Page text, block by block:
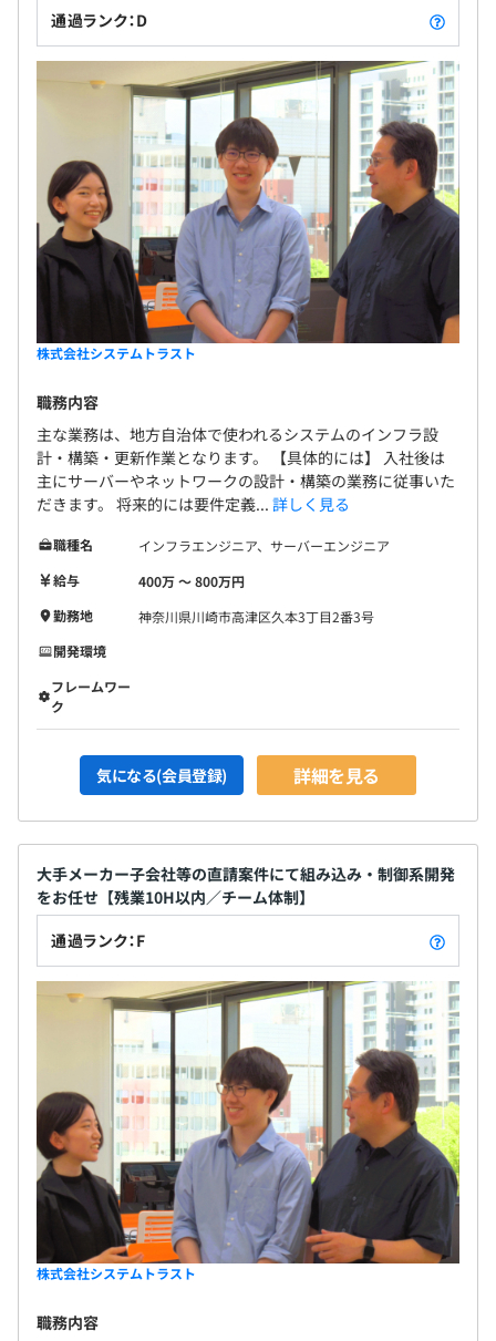
通過ランク：D
株式会社システムトラスト
職務内容
主な業務は、地方自治体で使われるシステムのインフラ設
計・構築・更新作業となります。 【具体的には】 入社後は
主にサーバーやネットワークの設計・構築の業務に従事いた
だきます。 将来的には要件定義... 詳しく見る
職種名
インフラエンジニア、サーバーエンジニア
給与
400万 〜 800万円
勤務地
神奈川県川崎市高津区久本3丁目2番3号
開発環境
フレームワー
ク
気になる(会員登録) 詳細を見る
大手メーカー子会社等の直請案件にて組み込み・制御系開発
をお任せ【残業10H以内／チーム体制】
通過ランク：F
株式会社システムトラスト
職務内容